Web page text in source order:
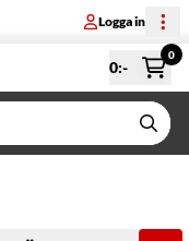
Logga in
0:-
0